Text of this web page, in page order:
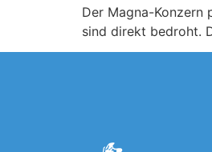
Der Magna-Konzern
sind direkt bedroht.